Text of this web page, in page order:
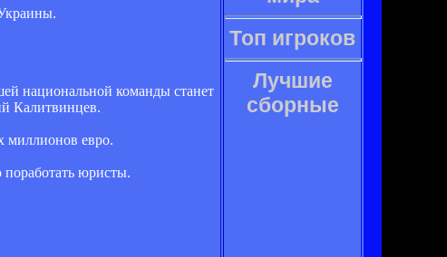
национальной команды станет
Калитвинцев.
миллионов евро.
поработать юристы.
Топ игроков
Лучшие
сборные